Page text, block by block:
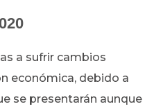
a sufrir cambios
económica, debido a
se presentarán aunque